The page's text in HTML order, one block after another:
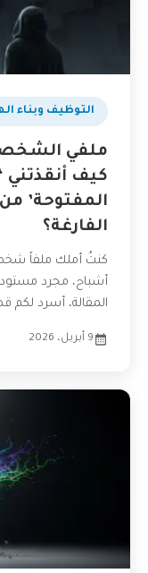
التوظيف وبناء
كيف
المفتوحة’
الفارغة؟
أشباح، مجرد
المقالة، أسرد
9 أبريل، 2026